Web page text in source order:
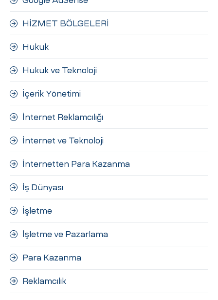
HİZMET BÖLGELERİ
Hukuk
Hukuk ve Teknoloji
İçerik Yönetimi
İnternet Reklamcılığı
İnternet ve Teknoloji
İnternetten Para Kazanma
İş Dünyası
İşletme
İşletme ve Pazarlama
Para Kazanma
Reklamcılık